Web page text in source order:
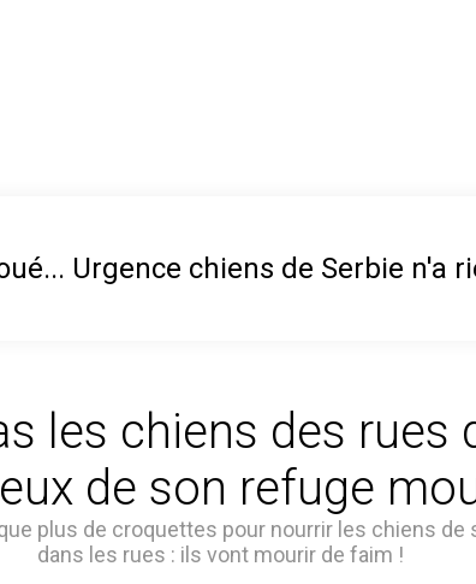
Urgence chiens de Serbie n'a
les chiens des rues
de son refuge
plus de croquettes pour nourrir les chiens
dans les rues : ils vont mourir de faim !